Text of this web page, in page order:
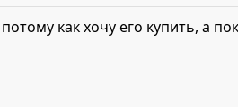
как хочу его купить, а